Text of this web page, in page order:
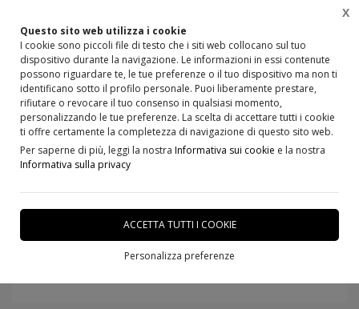
Questo sito web utilizza i cookie
I cookie sono piccoli file di testo che i siti web collocano sul tuo
dispositivo durante la navigazione. Le informazioni in essi contenute
possono riguardare te, le tue preferenze o il tuo dispositivo ma non ti
identificano sotto il profilo personale. Puoi liberamente prestare,
rifiutare o revocare il tuo consenso in qualsiasi momento,
personalizzando le tue preferenze. La scelta di accettare tutti i cookie
ti offre certamente la completezza di navigazione di questo sito web.
Per saperne di più, leggi la nostra Informativa sui cookie e la nostra
Informativa sulla privacy
ACCETTA TUTTI I COOKIE
Personalizza preferenze
X
Home Recensioni
Vedi tutte le Google Reviews